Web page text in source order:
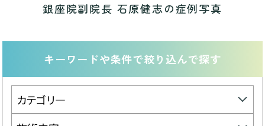
銀座院副院長 石原健志の症例写真
キーワードや条件で絞り込んで探す